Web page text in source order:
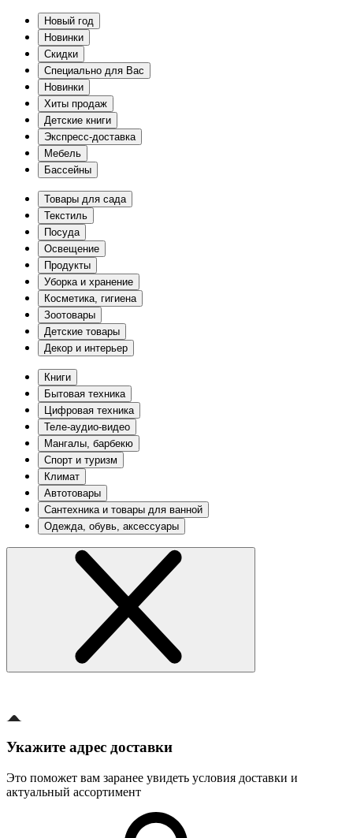
Новый год
Новинки
Скидки
Специально для Вас
Новинки
Хиты продаж
Детские книги
Экспресс-доставка
Мебель
Бассейны
Товары для сада
Текстиль
Посуда
Освещение
Продукты
Уборка и хранение
Косметика, гигиена
Зоотовары
Детские товары
Декор и интерьер
Книги
Бытовая техника
Цифровая техника
Теле-аудио-видео
Мангалы, барбекю
Спорт и туризм
Климат
Автотовары
Сантехника и товары для ванной
Одежда, обувь, аксессуары
Укажите адрес доставки
Это поможет вам заранее увидеть условия доставки и
актуальный ассортимент